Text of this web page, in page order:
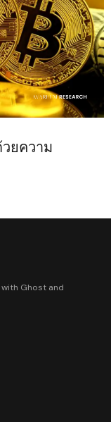
ยความ
Ghost and